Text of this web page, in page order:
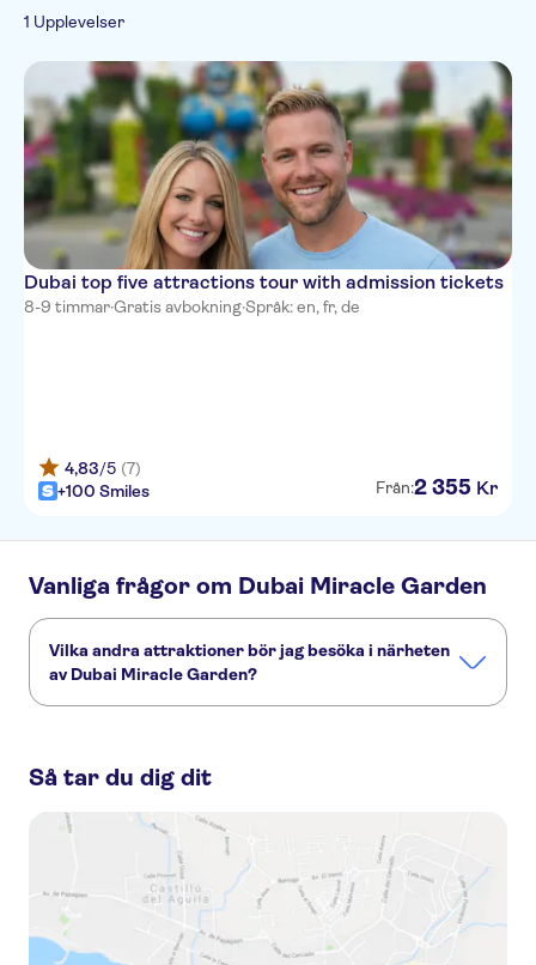
1 Upplevelser
Dubai top five attractions tour with admission tickets
8-9 timmar·Gratis avbokning·Språk: en, fr, de
4,83/5 (7)
+100 Smiles
Från:2 355 Kr
Vanliga frågor om Dubai Miracle Garden
Vilka andra attraktioner bör jag besöka i närheten
av Dubai Miracle Garden?
Öknen i Dubai Dubai Marina
Dubai Akvarium & Undervattenzoo
Så tar du dig dit